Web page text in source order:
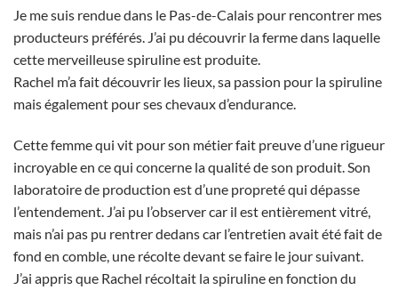
Je me suis rendue dans le Pas-de-Calais pour rencontrer mes
producteurs préférés. J’ai pu découvrir la ferme dans laquelle
cette merveilleuse spiruline est produite.
Rachel m’a fait découvrir les lieux, sa passion pour la spiruline
mais également pour ses chevaux d’endurance.
Cette femme qui vit pour son métier fait preuve d’une rigueur
incroyable en ce qui concerne la qualité de son produit. Son
laboratoire de production est d’une propreté qui dépasse
l’entendement. J’ai pu l’observer car il est entièrement vitré,
mais n’ai pas pu rentrer dedans car l’entretien avait été fait de
fond en comble, une récolte devant se faire le jour suivant.
J’ai appris que Rachel récoltait la spiruline en fonction du